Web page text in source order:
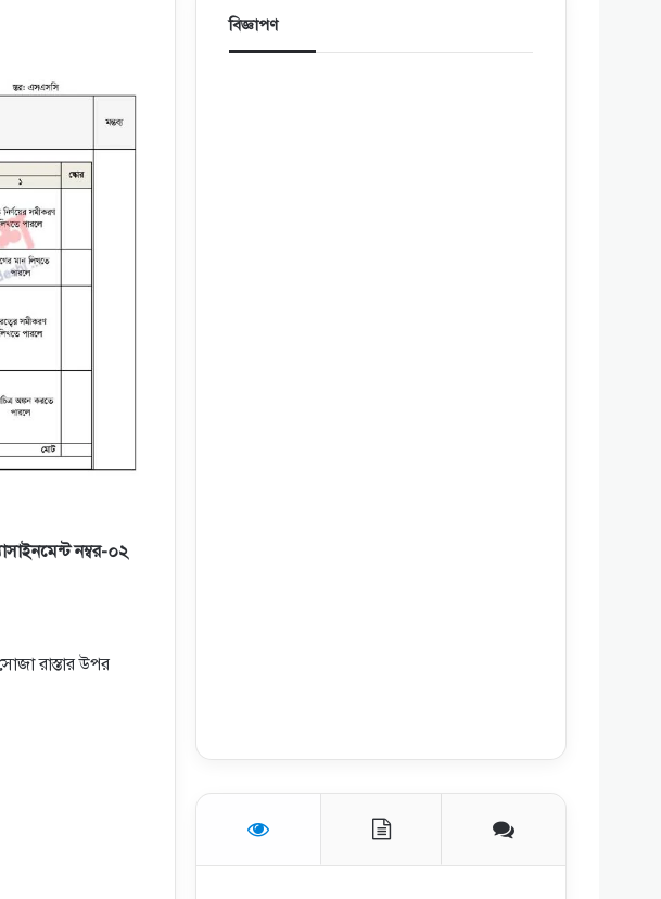
নম্বর-০২
রাস্তার উপর
বিজ্ঞাপণ